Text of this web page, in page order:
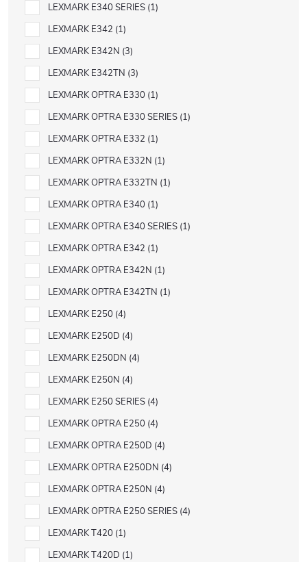
LEXMARK E340 SERIES 1
LEXMARK E342 1
LEXMARK E342N 3
LEXMARK E342TN 3
LEXMARK OPTRA E330 1
LEXMARK OPTRA E330 SERIES 1
LEXMARK OPTRA E332 1
LEXMARK OPTRA E332N 1
LEXMARK OPTRA E332TN 1
LEXMARK OPTRA E340 1
LEXMARK OPTRA E340 SERIES 1
LEXMARK OPTRA E342 1
LEXMARK OPTRA E342N 1
LEXMARK OPTRA E342TN 1
LEXMARK E250 4
LEXMARK E250D 4
LEXMARK E250DN 4
LEXMARK E250N 4
LEXMARK E250 SERIES 4
LEXMARK OPTRA E250 4
LEXMARK OPTRA E250D 4
LEXMARK OPTRA E250DN 4
LEXMARK OPTRA E250N 4
LEXMARK OPTRA E250 SERIES 4
LEXMARK T420 1
LEXMARK T420D 1